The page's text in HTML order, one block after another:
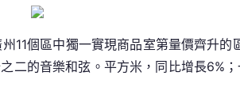
個區中獨一實現商品室第量價齊升
二的音樂和弦。平方米，同比增長6%